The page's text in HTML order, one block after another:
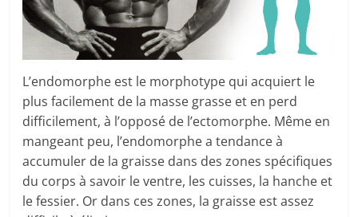
L’endomorphe est le morphotype qui acquiert le
plus facilement de la masse grasse et en perd
difficilement, à l’opposé de l’ectomorphe. Même en
mangeant peu, l’endomorphe a tendance à
accumuler de la graisse dans des zones spécifiques
du corps à savoir le ventre, les cuisses, la hanche et
le fessier. Or dans ces zones, la graisse est assez